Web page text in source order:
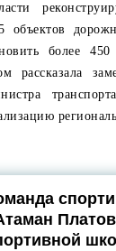
объектов
более
рассказала